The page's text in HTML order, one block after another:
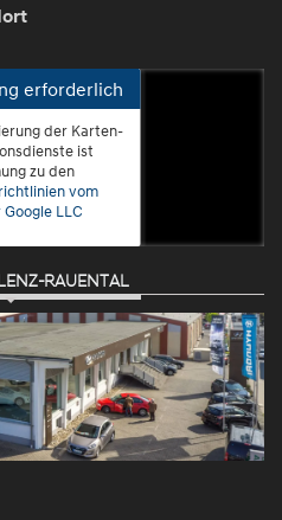
Güls
erforderlich
der Karten-
ist
zu den
vom
LLC
und
RAUENTAL